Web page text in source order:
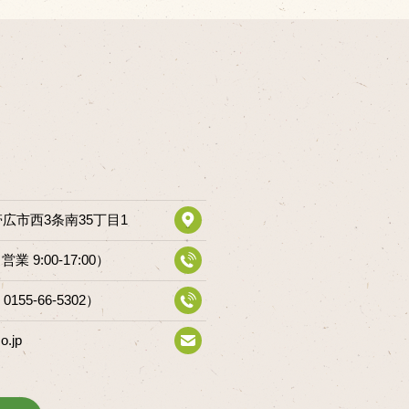
市西3条南35丁目1
業 9:00-17:00）
66-5302）